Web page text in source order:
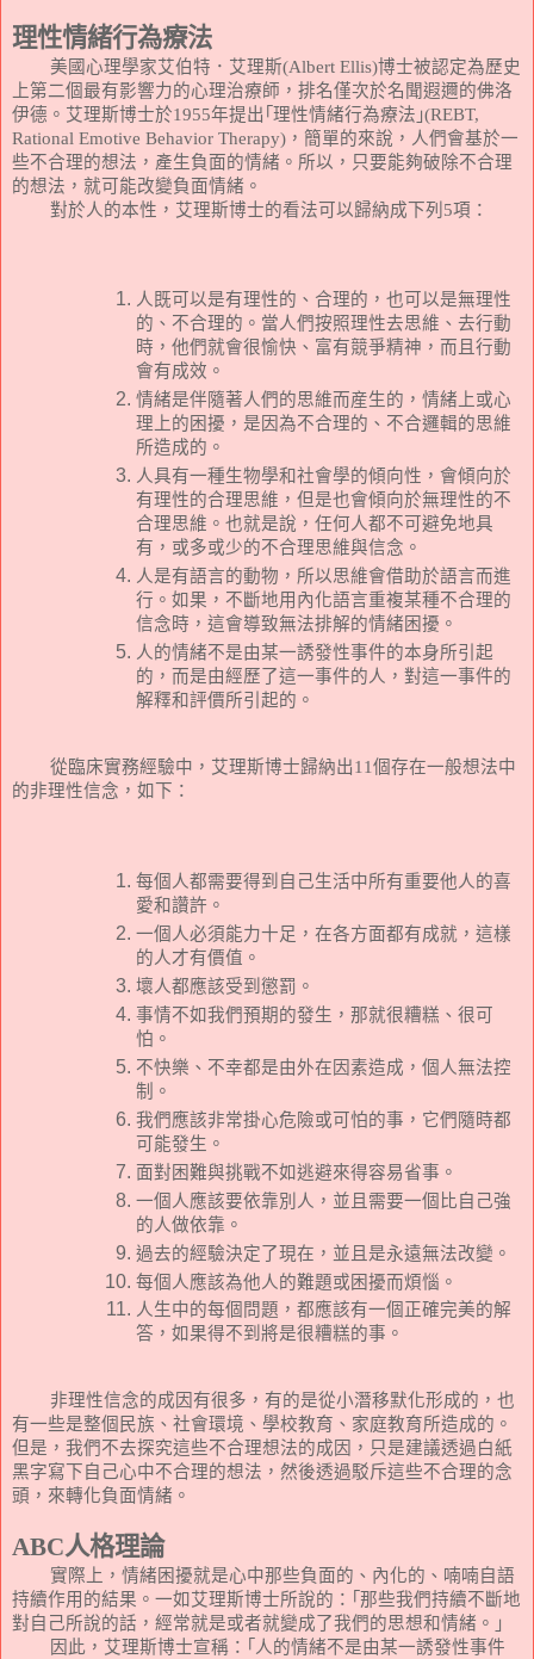
理性情緒行為療法
美國心理學家艾伯特．艾理斯(Albert Ellis)博士被認定為歷史
上第二個最有影響力的心理治療師，排名僅次於名聞遐邇的佛洛
伊德。艾理斯博士於1955年提出｢理性情緒行為療法｣(REBT,
Rational Emotive Behavior Therapy) ，簡單的來說，人們會基於一
些不合理的想法，產生負面的情緒。所以，只要能夠破除不合理
的想法，就可能改變負面情緒。
對於人的本性，艾理斯博士的看法可以歸納成下列 5項：
人既可以是有理性的、合理的，也可以是無理性
的、不合理的。當人們按照理性去思維、去行動
時，他們就會很愉快、富有競爭精神，而且行動
會有成效。
情緒是伴隨著人們的思維而産生的，情緒上或心
理上的困擾，是因為不合理的、不合邏輯的思維
所造成的。
人具有一種生物學和社會學的傾向性，會傾向於
有理性的合理思維，但是也會傾向於無理性的不
合理思維。也就是說，任何人都不可避免地具
有，或多或少的不合理思維與信念。
人是有語言的動物，所以思維會借助於語言而進
行。如果，不斷地用內化語言重複某種不合理的
信念時，這會導致無法排解的情緒困擾。
人的情緒不是由某一誘發性事件的本身所引起
的，而是由經歷了這一事件的人，對這一事件的
解釋和評價所引起的。
從臨床實務經驗中，艾理斯博士歸納出11個存在一般想法中
的非理性信念，如下：
每個人都需要得到自己生活中所有重要他人的喜
愛和讚許。
一個人必須能力十足，在各方面都有成就，這樣
的人才有價值。
壞人都應該受到懲罰。
事情不如我們預期的發生，那就很糟糕、很可
怕。
不快樂、不幸都是由外在因素造成，個人無法控
制。
我們應該非常掛心危險或可怕的事，它們隨時都
可能發生。
面對困難與挑戰不如逃避來得容易省事。
一個人應該要依靠別人，並且需要一個比自己強
的人做依靠。
過去的經驗決定了現在，並且是永遠無法改變。
每個人應該為他人的難題或困擾而煩惱。
人生中的每個問題，都應該有一個正確完美的解
答，如果得不到將是很糟糕的事。
非理性信念的成因有很多，有的是從小潛移默化形成的，也
有一些是整個民族、社會環境、學校教育、家庭教育所造成的。
但是，我們不去探究這些不合理想法的成因，只是建議透過白紙
黑字寫下自己心中不合理的想法，然後透過駁斥這些不合理的念
頭，來轉化負面情緒。
ABC人格理論
實際上，情緒困擾就是心中那些負面的、內化的、喃喃自語
持續作用的結果。一如艾理斯博士所說的：｢那些我們持續不斷地
對自己所說的話，經常就是或者就變成了我們的思想和情緒。｣
因此，艾理斯博士宣稱：｢人的情緒不是由某一誘發性事件